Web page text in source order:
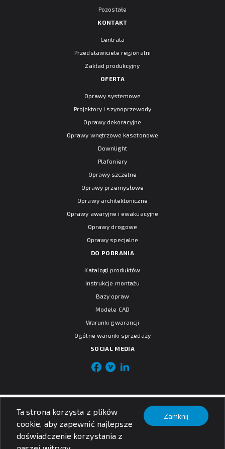
Ta strona korzysta z plików
cookie, aby zapewnić najlepsze
doświadczenie korzystania z
Zamknij
Pozostałe
KONTAKT
Centrala
Przedstawiciele regionalni
Zakład produkcyjny
OFERTA
Oprawy systemowe
Projektory i szynoprzewody
Oprawy dekoracyjne
Oprawy wnętrzowe kasetonowe
Downlight
Plafoniery
Oprawy szczelne
Oprawy przemysłowe
Oprawy architektoniczne
Oprawy awaryjne i ewakuacyjne
Oprawy drogowe
Oprawy specjalne
DO POBRANIA
Katalogi produktów
Instrukcje montażu
Bazy opraw
Modele CAD
Warunki gwarancji
Ogólne warunki sprzedaży
SOCIAL MEDIA
© PXF Lighting sp. z o.o.
Nota prawna
Polityka prywatności